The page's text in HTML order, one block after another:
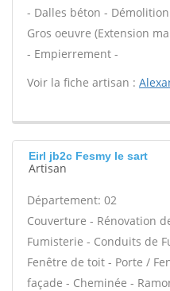
- Dalles béton -
Gros oeuvre (Extension
- Empierrement -
Voir la fiche artisan :
Eirl jb2c Fesmy le sart
Artisan
Département: 02
Couverture - Rénovation
Fumisterie - Conduits de
Fenêtre de toit - Porte /
façade - Cheminée -